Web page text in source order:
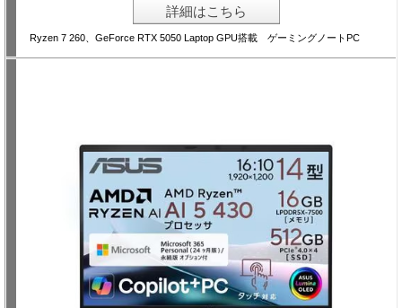
詳細はこちら
Ryzen 7 260、GeForce RTX 5050 Laptop GPU搭載 ゲーミングノートPC